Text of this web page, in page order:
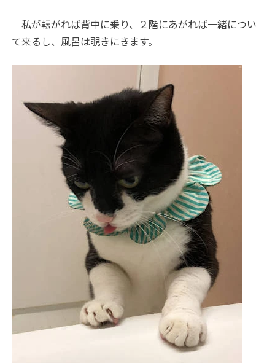
私が転がれば背中に乗り、２階にあがれば一緒につい
て来るし、風呂は覗きにきます。